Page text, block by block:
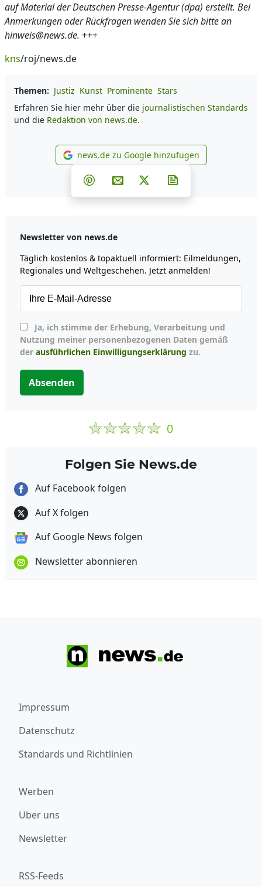
auf Material der Deutschen Presse-Agentur (dpa) erstellt. Bei
Anmerkungen oder Rückfragen wenden Sie sich bitte an
hinweis@news.de. +++
kns/roj/news.de
Themen: Justiz Kunst Prominente Stars
Erfahren Sie hier mehr über die journalistischen Standards
und die Redaktion von news.de.
news.de zu Google
news.de zu Google hinzufügen
Teilen auf Facebook
Teilen auf Whatsapp
Teilen auf Telegram
Teilen auf Pinterest
Per E-Mail teilen
Post auf X
Newsletter von news.de
Täglich kostenlos & topaktuell informiert: Eilmeldungen,
Regionales und Weltgeschehen. Jetzt anmelden!
Nutzung meiner personenbezogenen Daten gemäß
der ausführlichen Einwilligungserklärung zu.
Absenden
0
Folgen Sie News.de
Auf Facebook folgen
Auf X folgen
Auf Google News folgen
Newsletter abonnieren
Impressum
Datenschutz
Standards und Richtlinien
Werben
Über uns
Newsletter
RSS-Feeds